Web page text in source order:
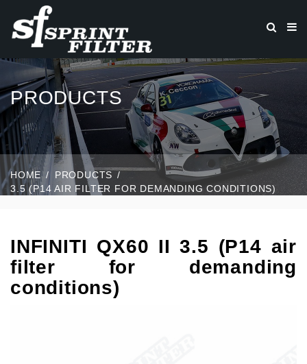
PRODUCTS
HOME
PRODUCTS
3.5 (P14 AIR FILTER FOR DEMANDING CONDITIONS)
INFINITI QX60 II 3.5 (P14 air
filter for demanding
conditions)